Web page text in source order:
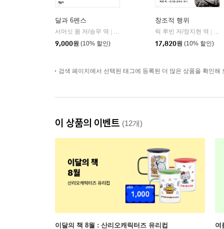
달과 6펜스
서머싯 몸 저/송무 역
민음사
9,000원 (10% 할인)
창조적 행위
릭 루빈 저/정지현 역
코
17,820원 (10% 할인)
검색 페이지에서 선택된 태그에 등록된 더 많은 상품을 확인해
이 상품의 이벤트 (12개)
이달의 책 8월 : 산리오캐릭터즈 유리컵 여